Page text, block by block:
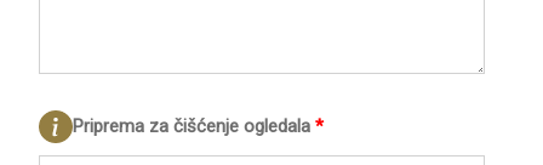
*
Priprema za čišćenje ogledala